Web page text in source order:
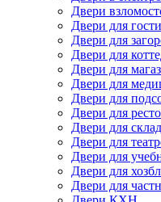
Двери
Двери для
Двери для
Двери для
Двери для
Двери для
Двери для
Двери для
Двери для
Двери для
Двери для
Двери для
Двери для